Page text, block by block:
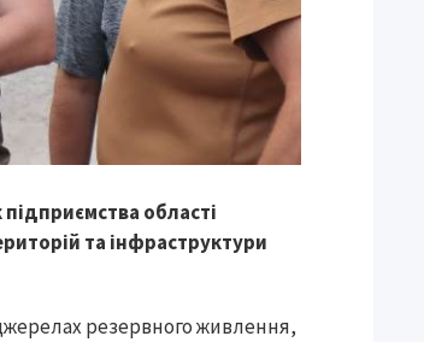
області
та інфраструктури
резервного живлення,